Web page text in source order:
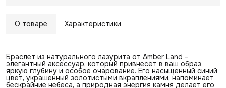
О товаре Характеристики
Браслет из натурального лазурита от Amber Land –
элегантный аксессуар, который привнесёт в ваш образ
яркую глубину и особое очарование. Его насыщенный синий
цвет, украшенный золотистыми вкраплениями, напоминает
бескрайние небеса, а природная энергия камня делает его